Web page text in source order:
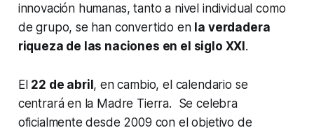
innovación humanas, tanto a nivel individual como
de grupo, se han convertido en la verdadera
riqueza de las naciones en el siglo XXI.
El 22 de abril, en cambio, el calendario se
centrará en la Madre Tierra. Se celebra
oficialmente desde 2009 con el objetivo de